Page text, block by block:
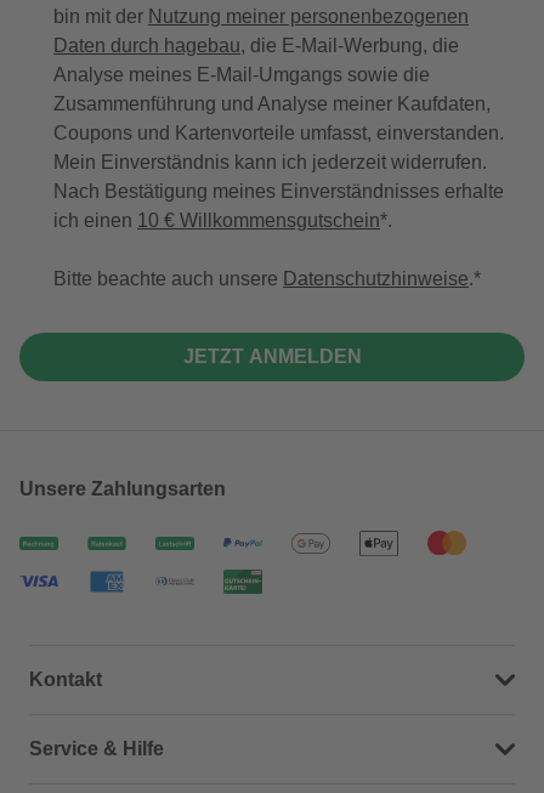
bin mit der Nutzung meiner personenbezogenen
Daten durch hagebau, die E-Mail-Werbung, die
Analyse meines E-Mail-Umgangs sowie die
Zusammenführung und Analyse meiner Kaufdaten,
Coupons und Kartenvorteile umfasst, einverstanden.
Mein Einverständnis kann ich jederzeit widerrufen.
Nach Bestätigung meines Einverständnisses erhalte
ich einen 10 € Willkommensgutschein*.
Bitte beachte auch unsere Datenschutzhinweise.
JETZT ANMELDEN
Unsere Zahlungsarten
Kontakt
Dein Kontakt zu uns
Service & Hilfe